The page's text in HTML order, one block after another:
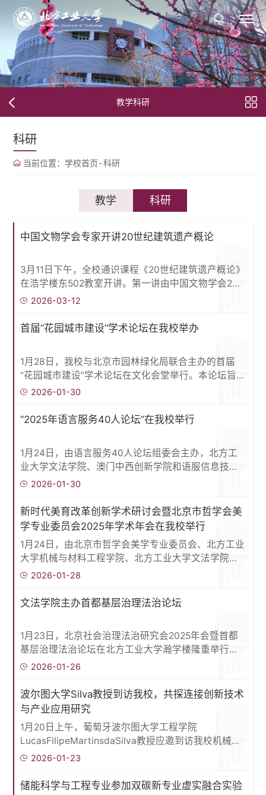
教学科研
科研
当前位置： 学校首页-科研
教学 科研
中国文物学会专家开讲20世纪建筑遗产概论
3月11日下午，全校通识课程《20世纪建筑遗产概论》
在浩学楼东502教室开讲。第一讲由中国文物学会20
世纪建筑遗产专业委员会副会长金磊主讲，题目是“20
艺学院胡燕老师主持。金磊以2011年的今天东日本大
他列举了唐山大地震、汶川大地震等相关纪念建筑、
纪念碑、纪念公园等，分析...
2026-03-12
首届“花园城市建设”学术论坛在我校举办
1月28日，我校与北京市园林绿化局联合主办的首届
“花园城市建设”学术论坛在文化会堂举行。本论坛旨
在搭建一个集教学、科研、决策咨询于一体的高水平
重大理论和实践问题，探索城市绿色转型及可持续发
筑与艺术学院承办。中共北京市委党校（北京行政学
院）副校长（副院长）尹德挺，...
2026-01-30
“2025年语言服务40人论坛”在我校举行
1月24日，由语言服务40人论坛组委会主办，北方工
业大学文法学院、澳门中西创新学院和语服信息技术
研究院（北京）有限公司联合承办的“2025年语言服务
长王力出席开幕式并致辞。王力在致辞中对出席论坛
的各位嘉宾表示热烈欢迎并祝愿本次论坛取得圆满成
功。他指出，语言服务，作为贯通中外文化交流、支
撑高水平对外开放的关键基础，其创新发展从未像今
天这样紧密地关联着国家文化...
2026-01-30
新时代美育改革创新学术研讨会暨北京市哲学会美
学专业委员会2025年学术年会在我校举行
1月24日，由北京市哲学会美学专业委员会、北方工业
大学机械与材料工程学院、北方工业大学文法学院、
北方工业大学国家大学生文化素质教育基地联合主办
学专业委员会2025年学术年会在我校文化会堂举行。
中对出席研讨会的各位专家学者表示热烈欢迎，并预
祝大会圆满成功。他表示，北方...
2026-01-28
文法学院主办首都基层治理法治论坛
1月23日，北京社会治理法治研究会2025年会暨首都
基层治理法治论坛在北方工业大学瀚学楼隆重举行。
本次论坛由北京社会治理法治研究会与丰台区法学会
基层治理法治化”为核心主题，汇聚了来自首都法学界
知名专家学者、政法机关实务工作者、街道社区基层
治理代表以及高校师生代表共计六十余人，共同探讨
新时代超大城市基层治理的法治创新与实践路径。开
幕式上，北京市法学会应用法...
2026-01-26
波尔图大学Silva教授到访我校，共探连接创新技术
与产业应用研究
1月20日上午，葡萄牙波尔图大学工程学院
LucasFilipeMartinsdaSilva教授应邀到访我校机械与
材料工程学院，为全院师生带来了题为“架起科研与产
工程学院院长韩飞主持报告会。报告中，Silva教授系
2026-01-23
储能科学与工程专业参加双碳新专业虚实融合实验